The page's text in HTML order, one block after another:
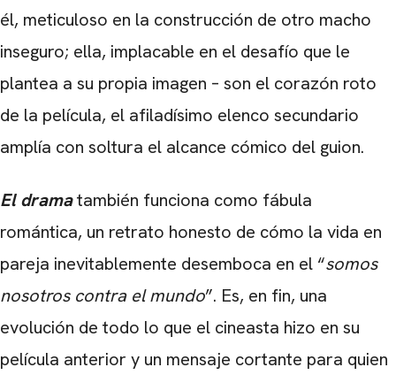
él, meticuloso en la construcción de otro macho
inseguro; ella, implacable en el desafío que le
plantea a su propia imagen – son el corazón roto
de la película, el afiladísimo elenco secundario
amplía con soltura el alcance cómico del guion.
El dramatambién funciona como fábula
romántica, un retrato honesto de cómo la vida en
pareja inevitablemente desemboca en el “somos
nosotros contra el mundo”. Es, en fin, una
evolución de todo lo que el cineasta hizo en su
película anterior y un mensaje cortante para quien